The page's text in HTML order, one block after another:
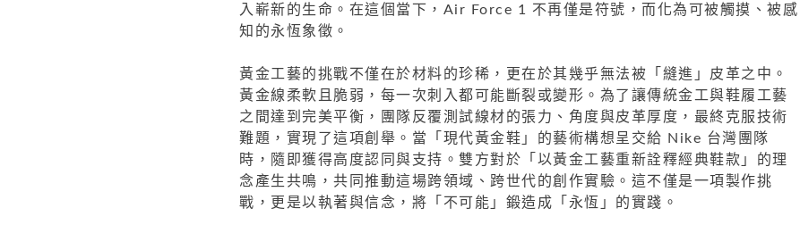
入嶄新的生命。在這個當下，Air Force 1 不再僅是符號，而化為可被觸摸、被感
知的永恆象徵。
黃金工藝的挑戰不僅在於材料的珍稀，更在於其幾乎無法被「縫進」皮革之中。
黃金線柔軟且脆弱，每一次刺入都可能斷裂或變形。為了讓傳統金工與鞋履工藝
之間達到完美平衡，團隊反覆測試線材的張力、角度與皮革厚度，最終克服技術
難題，實現了這項創舉。當「現代黃金鞋」的藝術構想呈交給 Nike 台灣團隊
時，隨即獲得高度認同與支持。雙方對於「以黃金工藝重新詮釋經典鞋款」的理
念產生共鳴，共同推動這場跨領域、跨世代的創作實驗。這不僅是一項製作挑
戰，更是以執著與信念，將「不可能」鍛造成「永恆」的實踐。